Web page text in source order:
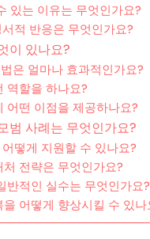
있는 이유는 무엇인가요?
적 반응은 무엇인가요?
이 있나요?
은 얼마나 효과적인가요?
역할을 하나요?
어떤 이점을 제공하나요?
범 사례는 무엇인가요?
떻게 지원할 수 있나요?
전략은 무엇인가요?
반적인 실수는 무엇인가요?
어떻게 향상시킬 수 있나